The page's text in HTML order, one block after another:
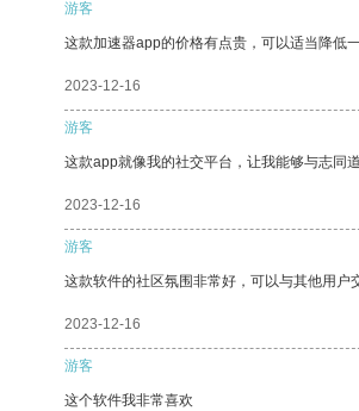
游客
这款加速器app的价格有点贵，可以适当降低
2023-12-16
游客
这款app就像我的社交平台，让我能够与志同
2023-12-16
游客
这款软件的社区氛围非常好，可以与其他用户
2023-12-16
游客
这个软件我非常喜欢